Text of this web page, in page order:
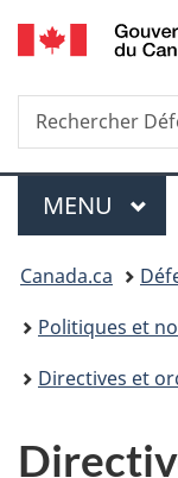
Rechercher
Défense
Menu
MENU
Vous
êtes
ici :
Canada.ca
Politiques et
Directives et